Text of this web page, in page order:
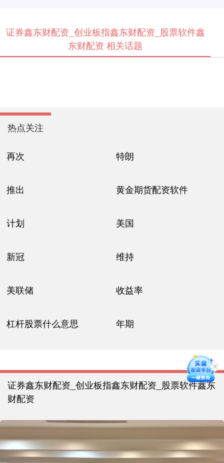
证券鑫东财配资_创业板指鑫东财配资_股票软件鑫
东财配资 相关话题
热点关注
再次 特朗
推出 黄金期货配资软件
计划 美国
新冠 维持
美联储 收益率
杠杆股票什么意思 年期
证券鑫东财配资_创业板指鑫东财配资_股票软件鑫东
财配资